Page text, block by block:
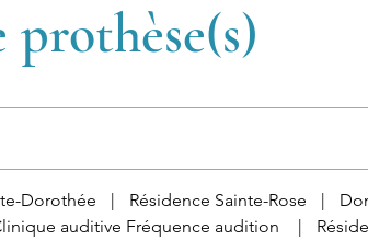
Dorothée | Résidence Sainte-Rose |
auditive Fréquence audition |